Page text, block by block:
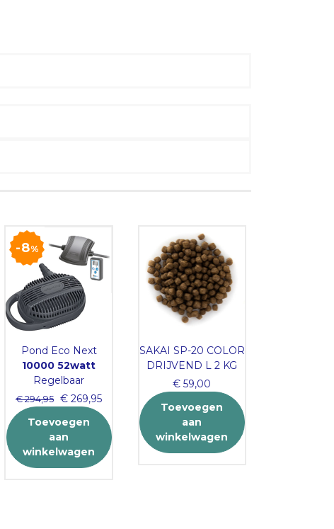
8%
Pond Eco Next
10000 52watt
Regelbaar
€294,95 Original
was:
€ 294,95.
€ 269,95Current
price
is:
€ 269,95.
Toevoegen
aan
winkelwagen
SAKAI SP-20 COLOR
DRIJVEND L 2 KG
€ 59,00
Toevoegen
aan
winkelwagen